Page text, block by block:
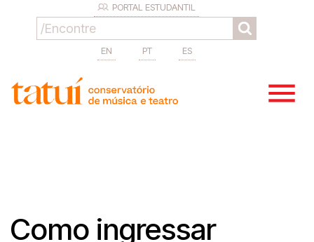
PORTAL ESTUDANTIL
EN PT ES
Como ingressar